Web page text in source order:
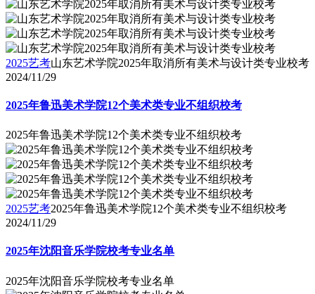
2025艺考山东艺术学院2025年取消所有美术与设计类专业校考
2024/11/29
2025年鲁迅美术学院12个美术类专业不组织校考
2025年鲁迅美术学院12个美术类专业不组织校考
2025艺考2025年鲁迅美术学院12个美术类专业不组织校考
2024/11/29
2025年沈阳音乐学院校考专业名单
2025年沈阳音乐学院校考专业名单